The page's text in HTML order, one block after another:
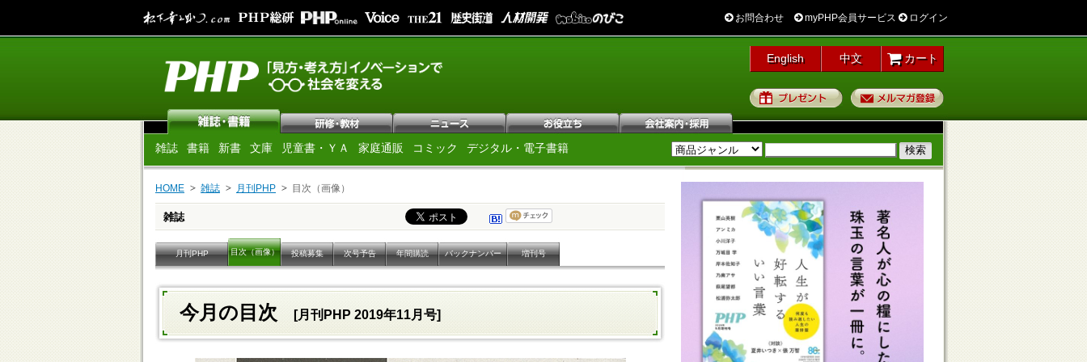
お問合わせ myPHP会員サービス ログイン
English 中文 カート
プレゼント
雑誌 書籍 新書 文庫 児童書・ＹＡ 家庭通販 コミック デジタル・電子書籍
HOME 雑誌 月刊PHP 目次（画像）
雑誌
月刊PHP 目次（画像） 投稿募集 次号予告 年間購読 バックナンバー 増刊号
今月の目次 [月刊PHP 2019年11月号]